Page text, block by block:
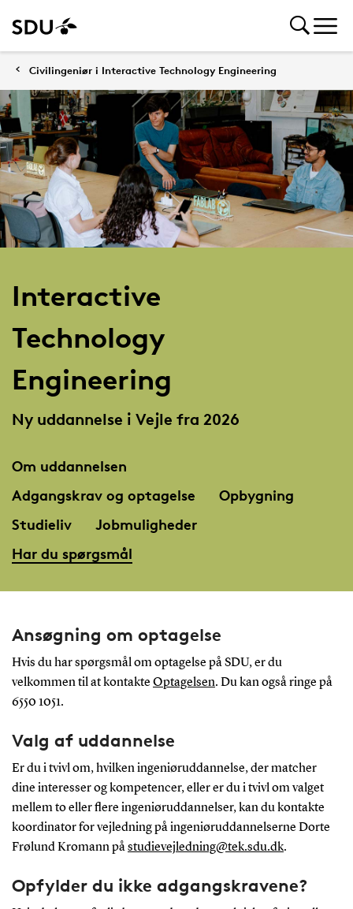
Civilingeniør i Interactive Technology Engineering
Interactive
Technology
Engineering
Ny uddannelse i Vejle fra 2026
Om uddannelsen
Adgangskrav og optagelse
Opbygning
Studieliv
Jobmuligheder
Har du spørgsmål
Ansøgning om optagelse
Hvis du har spørgsmål om optagelse på SDU, er du
velkommen til at kontakte Optagelsen. Du kan også ringe på
6550 1051.
Valg af uddannelse
Er du i tvivl om, hvilken ingeniøruddannelse, der matcher
dine interesser og kompetencer, eller er du i tvivl om valget
mellem to eller flere ingeniøruddannelser, kan du kontakte
koordinator for vejledning på ingeniøruddannelserne Dorte
Frølund Kromann påstudievejledning@tek.sdu.dk.
Opfylder du ikke adgangskravene?